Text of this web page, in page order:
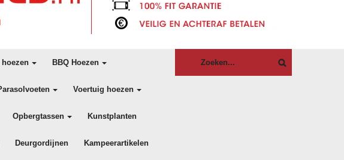
hoezen BBQ Hoezen
Voertuig hoezen
Opbergtassen Kunstplanten
Deurgordijnen Kampeerartikelen